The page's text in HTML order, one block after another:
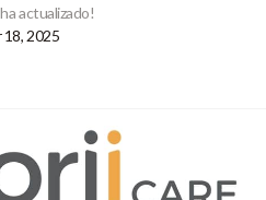
actualizado!
2025